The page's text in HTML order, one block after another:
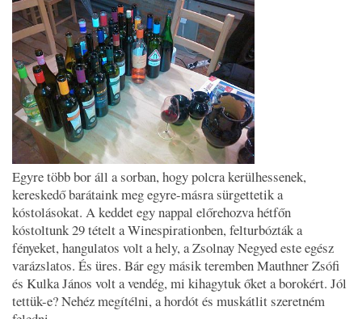
Egyre több bor áll a sorban, hogy polcra kerülhessenek,
kereskedő barátaink meg egyre-másra sürgettetik a
kóstolásokat. A keddet egy nappal előrehozva hétfőn
kóstoltunk 29 tételt a Winespirationben, felturbózták a
fényeket, hangulatos volt a hely, a Zsolnay Negyed este egész
varázslatos. És üres. Bár egy másik teremben Mauthner Zsófi
és Kulka János volt a vendég, mi kihagytuk őket a borokért. Jól
tettük-e? Nehéz megítélni, a hordót és muskátlit szeretném